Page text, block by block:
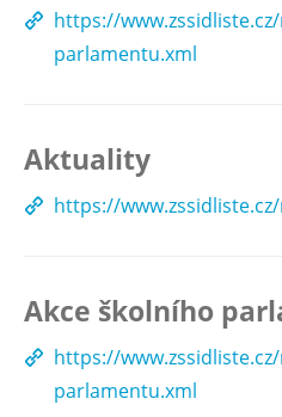
https://
parlamentu.xml
Aktuality
https://
Akce školního
https://
parlamentu.xml